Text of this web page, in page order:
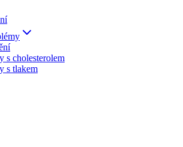
s cholesterolem
s tlakem